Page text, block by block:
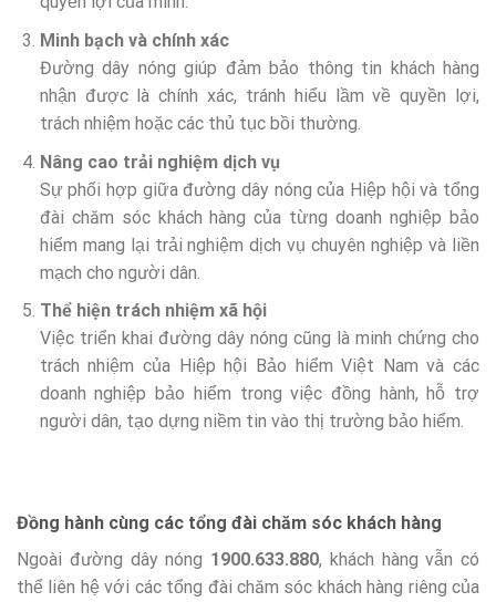
Minh bạch và chính xác
Đường dây nóng giúp đảm bảo thông tin khách hàng
nhận được là chính xác, tránh hiểu lầm về quyền lợi,
trách nhiệm hoặc các thủ tục bồi thường.
Nâng cao trải nghiệm dịch vụ
Sự phối hợp giữa đường dây nóng của Hiệp hội và tổng
đài chăm sóc khách hàng của từng doanh nghiệp bảo
hiểm mang lại trải nghiệm dịch vụ chuyên nghiệp và liền
mạch cho người dân.
Thể hiện trách nhiệm xã hội
Việc triển khai đường dây nóng cũng là minh chứng cho
trách nhiệm của Hiệp hội Bảo hiểm Việt Nam và các
doanh nghiệp bảo hiểm trong việc đồng hành, hỗ trợ
người dân, tạo dựng niềm tin vào thị trường bảo hiểm.
Đồng hành cùng các tổng đài chăm sóc khách hàng
Ngoài đường dây nóng 1900.633.880, khách hàng vẫn có
thể liên hệ với các tổng đài chăm sóc khách hàng riêng của